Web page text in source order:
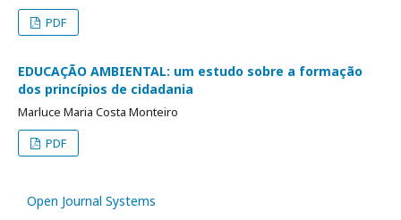
PDF
EDUCAÇÃO AMBIENTAL: um estudo sobre a formação
dos princípios de cidadania
Marluce Maria Costa Monteiro
PDF
Open Journal Systems